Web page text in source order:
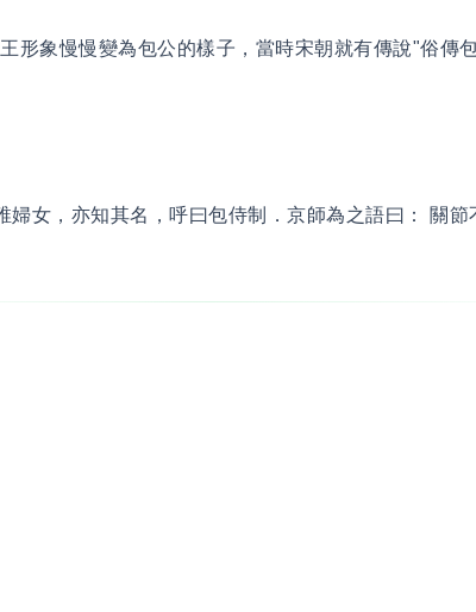
形象慢慢變為包公的樣子，當時宋朝就有傳說"俗傳
婦女，亦知其名，呼曰包侍制．京師為之語曰： 關